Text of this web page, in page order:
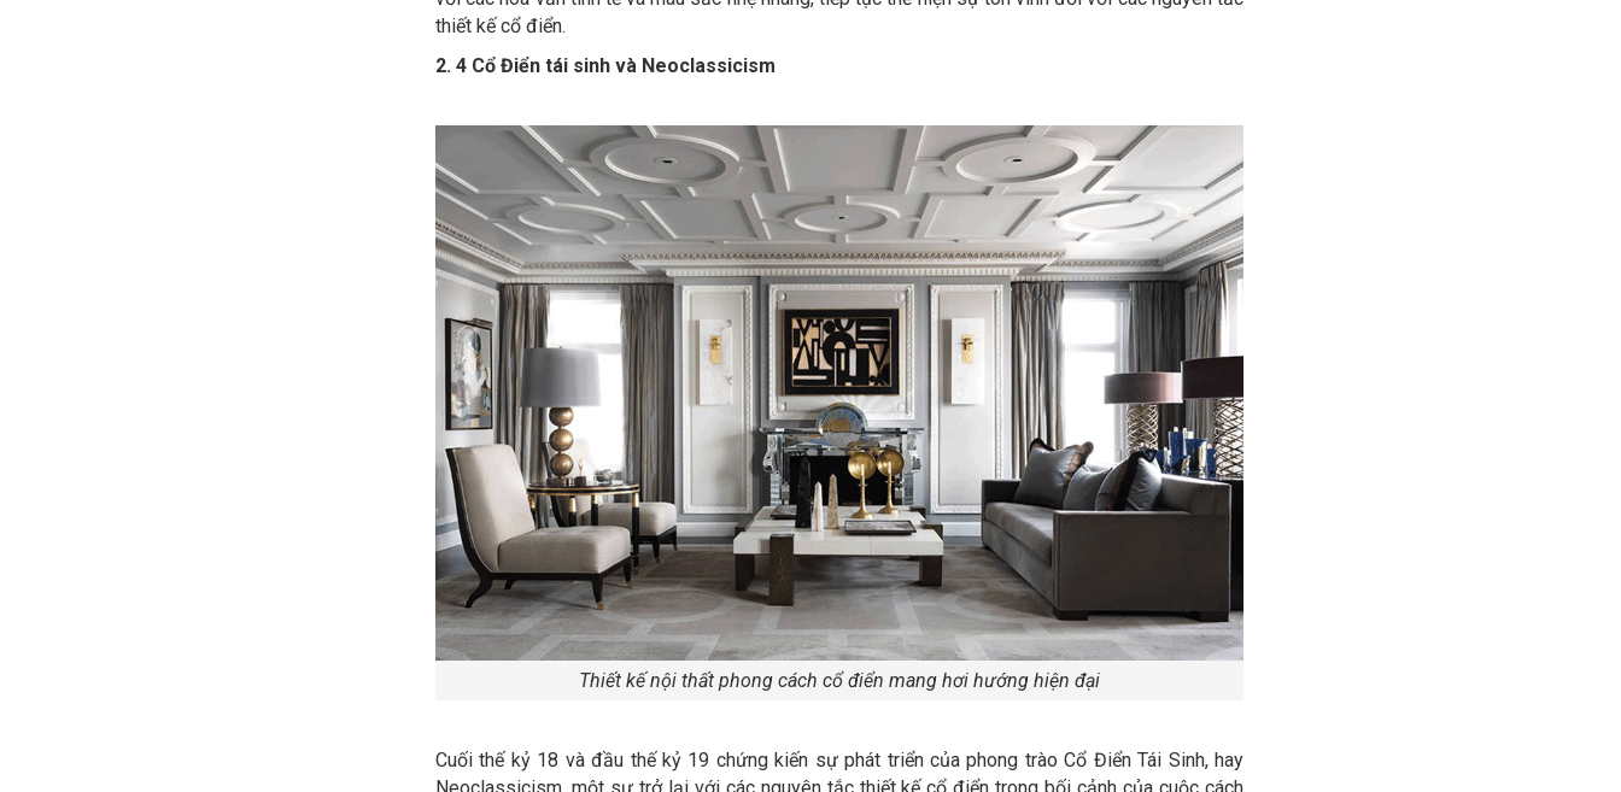
thiết kế cổ điển.
2. 4 Cổ Điển tái sinh và Neoclassicism
Thiết kế nội thất phong cách cổ điển mang hơi hướng hiện đại
Cuối thế kỷ 18 và đầu thế kỷ 19 chứng kiến sự phát triển của phong trào Cổ Điển Tái Sinh, hay